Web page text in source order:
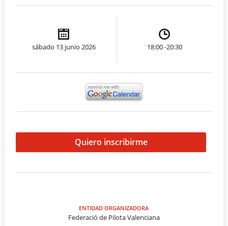
sábado 13 junio 2026 18:00 -20:30
Quiero inscribirme
ENTIDAD ORGANIZADORA
Federació de Pilota Valenciana